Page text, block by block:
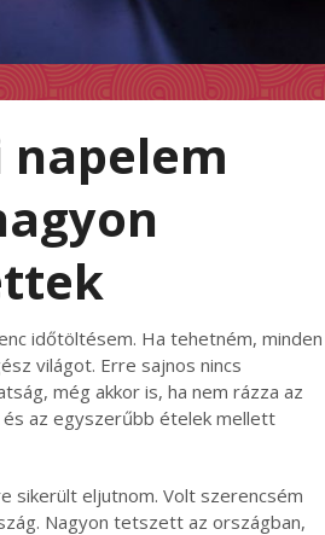
időtöltésem. Ha tehetném, minden
világot. Erre sajnos nincs
még akkor is, ha nem rázza az
az egyszerűbb ételek mellett
sikerült eljutnom. Volt szerencsém
Nagyon tetszett az országban,